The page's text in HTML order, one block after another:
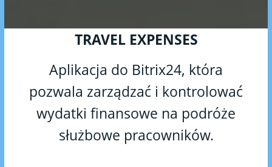
TRAVEL EXPENSES
Aplikacja do Bitrix24, która
pozwala zarządzać i kontrolować
wydatki finansowe na podróże
służbowe pracowników.